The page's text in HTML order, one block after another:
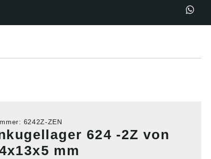
6242Z-ZEN
624 -2Z von
mm